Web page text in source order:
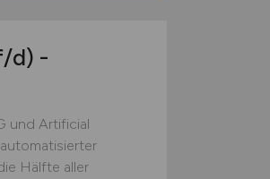
d) -
und Artificial
Hälfte aller